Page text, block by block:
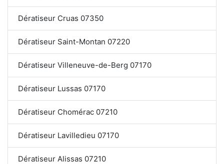
Dératiseur Cruas 07350
Dératiseur Saint-Montan 07220
Dératiseur Villeneuve-de-Berg 07170
Dératiseur Lussas 07170
Dératiseur Chomérac 07210
Dératiseur Lavilledieu 07170
Dératiseur Alissas 07210